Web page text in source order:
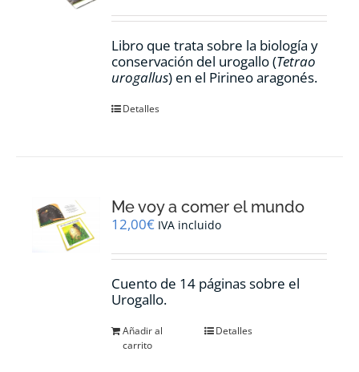
Libro que trata sobre la biología y
conservación del urogallo (Tetrao
urogallus) en el Pirineo aragonés.
Detalles
Me voy a comer el mundo
12,00€ IVA incluido
Cuento de 14 páginas sobre el
Urogallo.
Añadir al
carrito
Detalles